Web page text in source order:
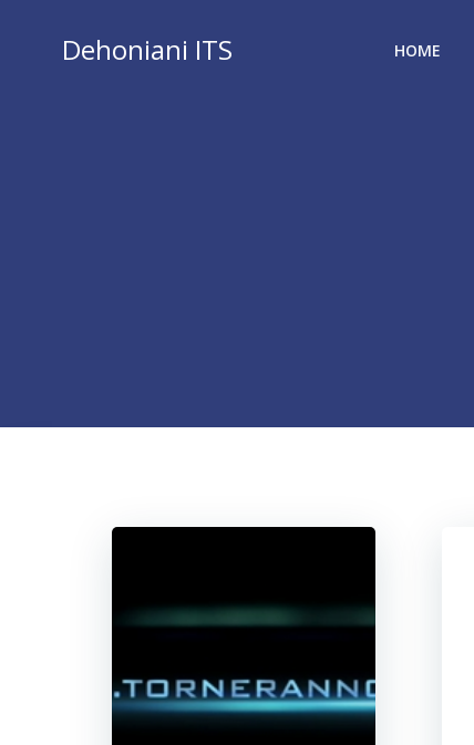
contenutoDehoniani ITS HOME